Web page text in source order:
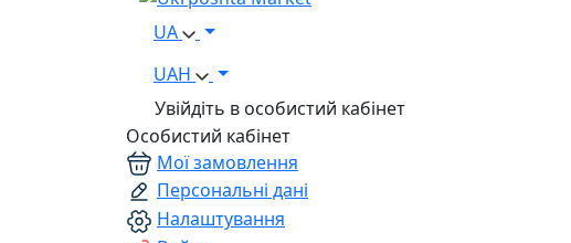
UA
UAH
Увійдіть в особистий кабінет
Особистий кабінет
Мої замовлення
Персональні дані
Налаштування